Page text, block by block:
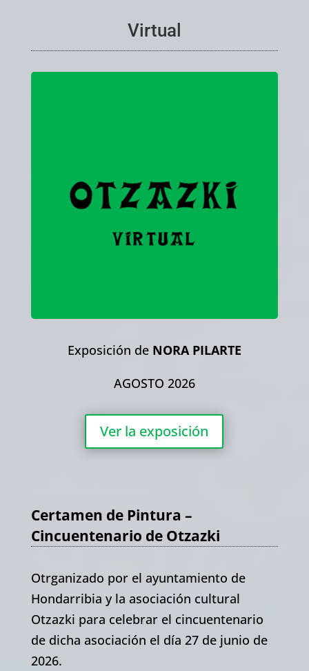
Virtual
Exposición de NORA PILARTE
AGOSTO 2026
Ver la exposición
Certamen de Pintura –
Cincuentenario de Otzazki
Otrganizado por el ayuntamiento de
Hondarribia y la asociación cultural
Otzazki para celebrar el cincuentenario
de dicha asociación el día 27 de junio de
2026.